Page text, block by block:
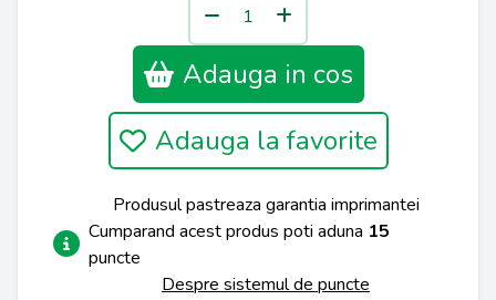
Adauga in cos
Adauga la favorite
Produsul pastreaza garantia imprimantei
Cumparand acest produs poti aduna 15
puncte
Despre sistemul de puncte